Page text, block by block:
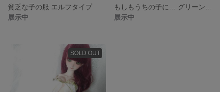
貧乏な子の服 エルフタイプ
展示中
展示中
SOLD OUT